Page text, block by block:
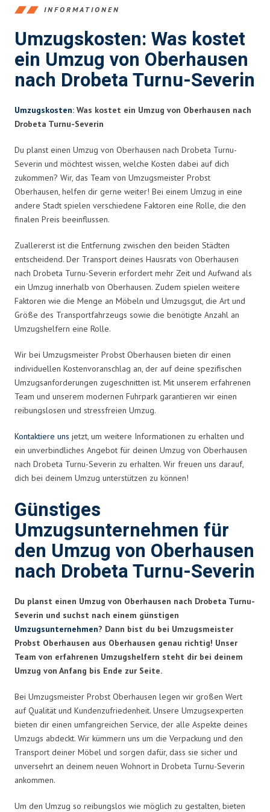
INFORMATIONEN
Umzugskosten: Was kostet
ein Umzug von Oberhausen
nach Drobeta Turnu-Severin
Umzugskosten: Was kostet ein Umzug von Oberhausen nach
Drobeta Turnu-Severin
Du planst einen Umzug von Oberhausen nach Drobeta Turnu-
Severin und möchtest wissen, welche Kosten dabei auf dich
zukommen? Wir, das Team von Umzugsmeister Probst
Oberhausen, helfen dir gerne weiter! Bei einem Umzug in eine
andere Stadt spielen verschiedene Faktoren eine Rolle, die den
finalen Preis beeinflussen.
Zuallererst ist die Entfernung zwischen den beiden Städten
entscheidend. Der Transport deines Hausrats von Oberhausen
nach Drobeta Turnu-Severin erfordert mehr Zeit und Aufwand als
ein Umzug innerhalb von Oberhausen. Zudem spielen weitere
Faktoren wie die Menge an Möbeln und Umzugsgut, die Art und
Größe des Transportfahrzeugs sowie die benötigte Anzahl an
Umzugshelfern eine Rolle.
Wir bei Umzugsmeister Probst Oberhausen bieten dir einen
individuellen Kostenvoranschlag an, der auf deine spezifischen
Umzugsanforderungen zugeschnitten ist. Mit unserem erfahrenen
Team und unserem modernen Fuhrpark garantieren wir einen
reibungslosen und stressfreien Umzug.
Kontaktiere uns jetzt, um weitere Informationen zu erhalten und
ein unverbindliches Angebot für deinen Umzug von Oberhausen
nach Drobeta Turnu-Severin zu erhalten. Wir freuen uns darauf,
dich bei deinem Umzug unterstützen zu können!
Günstiges
Umzugsunternehmen für
den Umzug von Oberhausen
nach Drobeta Turnu-Severin
Du planst einen Umzug von Oberhausen nach Drobeta Turnu-
Severin und suchst nach einem günstigen
Umzugsunternehmen? Dann bist du bei Umzugsmeister
Probst Oberhausen aus Oberhausen genau richtig! Unser
Team von erfahrenen Umzugshelfern steht dir bei deinem
Umzug von Anfang bis Ende zur Seite.
Bei Umzugsmeister Probst Oberhausen legen wir großen Wert
auf Qualität und Kundenzufriedenheit. Unsere Umzugsexperten
bieten dir einen umfangreichen Service, der alle Aspekte deines
Umzugs abdeckt. Wir kümmern uns um die Verpackung und den
Transport deiner Möbel und sorgen dafür, dass sie sicher und
unversehrt an deinem neuen Wohnort in Drobeta Turnu-Severin
ankommen.
Um den Umzug so reibungslos wie möglich zu gestalten, bieten